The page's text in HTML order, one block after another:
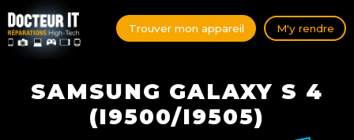
Trouver mon appareil M'y rendre
SAMSUNG GALAXY S 4
(I9500/I9505)